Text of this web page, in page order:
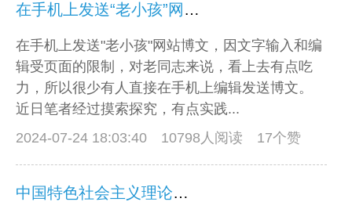
在手机上发送“老小孩”网站博文
在手机上发送"老小孩"网站博文，因文字输入和编
辑受页面的限制，对老同志来说，看上去有点吃
力，所以很少有人直接在手机上编辑发送博文。
近日笔者经过摸索探究，有点实践...
2024-07-24 18:03:40
10798人阅读 17个赞
中国特色社会主义理论体系的重要内容